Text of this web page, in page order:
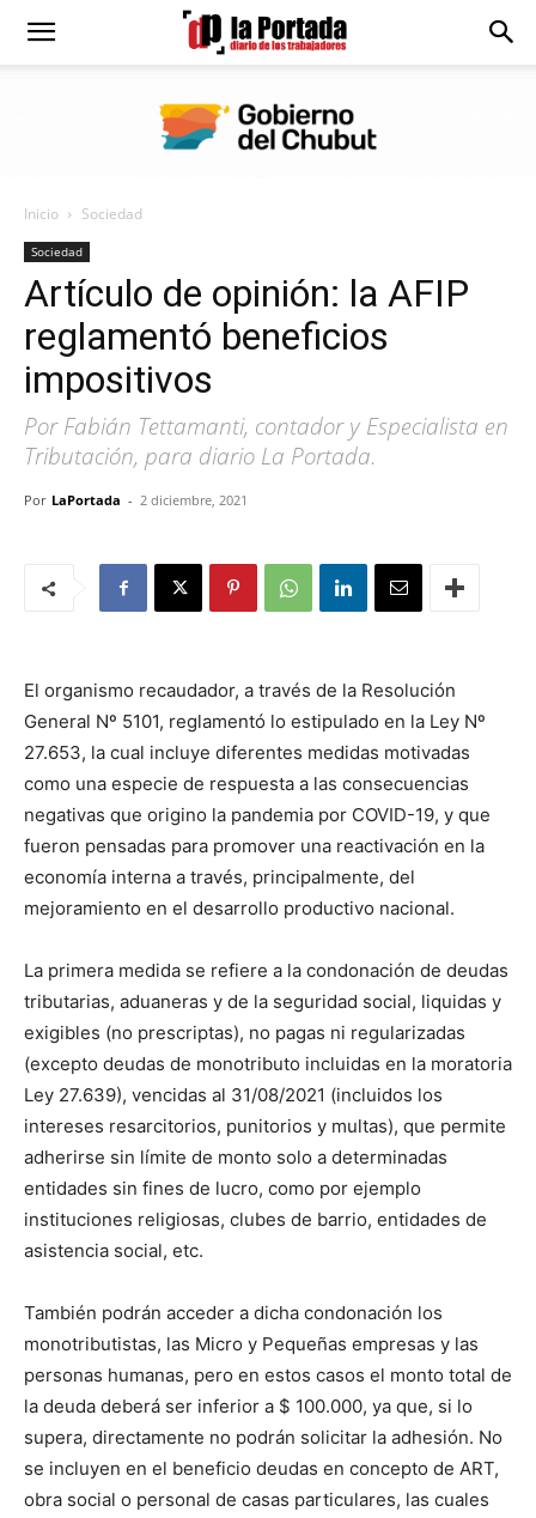
Diario
Portada
Inicio Sociedad
Sociedad
Artículo de opinión: la AFIP
reglamentó beneficios
impositivos
Por Fabián Tettamanti, contador y Especialista en
Tributación, para diario La Portada.
Por LaPortada - 2 diciembre, 2021
El organismo recaudador, a través de la Resolución
General Nº 5101, reglamentó lo estipulado en la Ley Nº
27.653, la cual incluye diferentes medidas motivadas
como una especie de respuesta a las consecuencias
negativas que origino la pandemia por COVID-19, y que
fueron pensadas para promover una reactivación en la
economía interna a través, principalmente, del
mejoramiento en el desarrollo productivo nacional.
La primera medida se refiere a la condonación de deudas
tributarias, aduaneras y de la seguridad social, liquidas y
exigibles (no prescriptas), no pagas ni regularizadas
(excepto deudas de monotributo incluidas en la moratoria
Ley 27.639), vencidas al 31/08/2021 (incluidos los
intereses resarcitorios, punitorios y multas), que permite
adherirse sin límite de monto solo a determinadas
entidades sin fines de lucro, como por ejemplo
instituciones religiosas, clubes de barrio, entidades de
asistencia social, etc.
También podrán acceder a dicha condonación los
monotributistas, las Micro y Pequeñas empresas y las
personas humanas, pero en estos casos el monto total de
la deuda deberá ser inferior a $ 100.000, ya que, si lo
supera, directamente no podrán solicitar la adhesión. No
se incluyen en el beneficio deudas en concepto de ART,
obra social o personal de casas particulares, las cuales